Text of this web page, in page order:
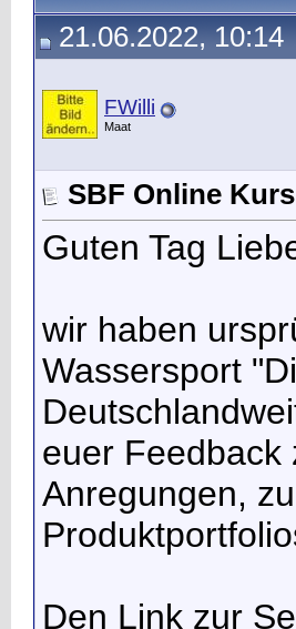
21.06.2022, 10:14
FWilli
Maat
SBF Online Kurs
Guten Tag
wir haben
Wassersport
euer Feedback
Anregungen,
Den Link zur